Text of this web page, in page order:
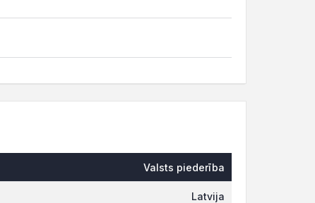
Valsts piederība
Latvija